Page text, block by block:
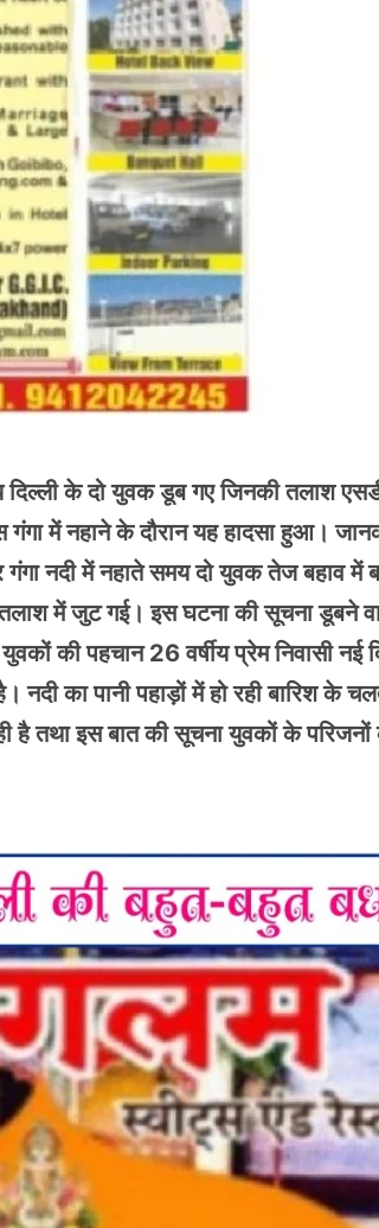
के दो युवक डूब गए जिनकी तलाश
में नहाने के दौरान यह हादसा हुआ।
नदी में नहाते समय दो युवक तेज बहाव में
में जुट गई। इस घटना की सूचना डूबने
की पहचान 26 वर्षीय प्रेम निवासी नई
नदी का पानी पहाड़ों में हो रही बारिश के
तथा इस बात की सूचना युवकों के परिजनों